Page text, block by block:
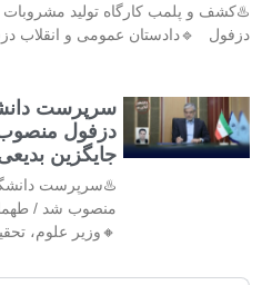
♨️کشف و پلمب کارگاه تولید مشروبات
دزفول 🔹دادستان عمومی و انقلاب
سرپرست
دزفول
جایگزین
♨️سرپرست
منصوب شد /
🔸وزیر علوم،